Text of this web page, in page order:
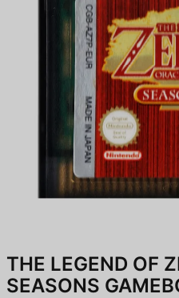
THE LEGEND OF
SEASONS